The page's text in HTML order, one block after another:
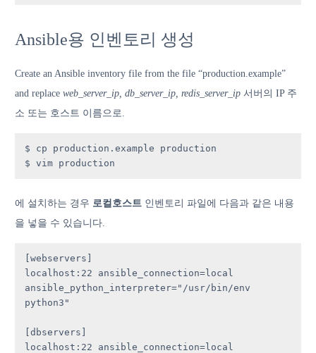
Ansible용 인벤토리 생성
Create an Ansible inventory file from the file “production.example”
and replace web_server_ip, db_server_ip, redis_server_ip 서버의 IP 주
소 또는 호스트 이름으로.
$ cp production.example production
$ vim production
에 설치하는 경우 로컬호스트 인벤토리 파일에 다음과 같은 내용
을 넣을 수 있습니다.
[webservers]
localhost:22 ansible_connection=local
ansible_python_interpreter="/usr/bin/env
python3"
[dbservers]
localhost:22 ansible_connection=local